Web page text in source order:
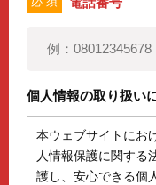
個人情報の取り扱い
本ウェブサイトにお
人情報保護に関する
護し、安心できる個